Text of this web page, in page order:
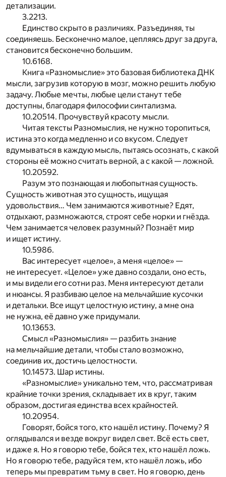
детализации.
3.2213.
Единство скрыто в различиях. Разъединяя, ты
соединяешь. Бесконечно малое, цепляясь друг за друга,
становится бесконечно большим.
10.6168.
Книга «Разномыслие» это базовая библиотека ДНК
мысли, загрузив которую в мозг, можно решить любую
задачу. Любые мечты, любые цели станут тебе
доступны, благодаря философии синтализма.
10.20514. Прочувствуй красоту мысли.
Читая тексты Разномыслия, не нужно торопиться,
истина это когда медленно и со вкусом. Следует
вдумываться в каждую мысль, пытаясь осознать, с какой
стороны её можно считать верной, а с какой — ложной.
10.20592.
Разум это познающая и любопытная сущность.
Сущность животная это сущность, ищущая
удовольствия… Чем занимаются животные? Едят,
отдыхают, размножаются, строят себе норки и гнёзда.
Чем занимается человек разумный? Познаёт мир
и ищет истину.
10.5986.
Вас интересует «целое», а меня «целое» —
не интересует. «Целое» уже давно создали, оно есть,
и мы видели его сотни раз. Меня интересуют детали
и нюансы. Я разбиваю целое на мельчайшие кусочки
и детальки. Все ищут целостную истину, а мне она
не нужна, её давно уже придумали.
10.13653.
Смысл «Разномыслия» — разбить знание
на мельчайшие детали, чтобы стало возможно,
соединив их, достичь целостности.
10.14573. Шар истины.
«Разномыслие» уникально тем, что, рассматривая
крайние точки зрения, складывает их в круг, таким
образом, достигая единства всех крайностей.
10.20954.
Говорят, бойся того, кто нашёл истину. Почему? Я
оглядывался и везде вокруг видел свет. Всё есть свет,
и даже я. Но я говорю тебе, бойся тех, кто нашёл ложь.
Но я говорю тебе, радуйся тем, кто нашёл ложь, ибо
теперь мы превратим тьму в свет. Но я говорю, день